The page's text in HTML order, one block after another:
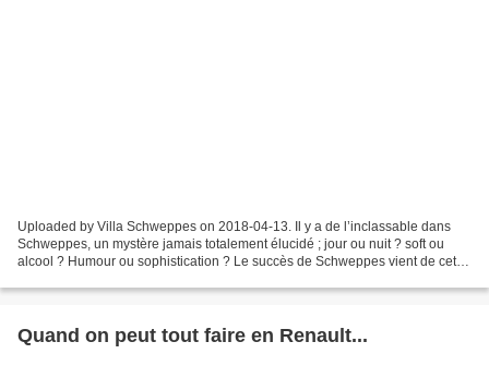
Uploaded by Villa Schweppes on 2018-04-13. Il y a de l’inclassable dans
Schweppes, un mystère jamais totalement élucidé ; jour ou nuit ? soft ou
alcool ? Humour ou sophistication ? Le succès de Schweppes vient de cette
Quand on peut tout faire en Renault...